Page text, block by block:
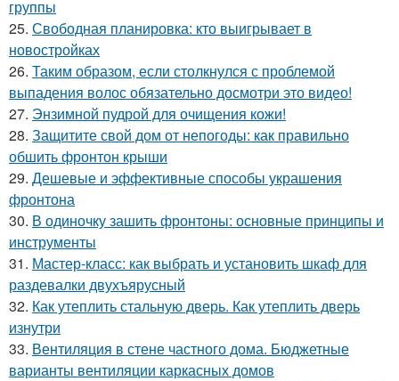
группы
25. Свободная планировка: кто выигрывает в
новостройках
26. Таким образом, если столкнулся с проблемой
выпадения волос обязательно досмотри это видео!
27. Энзимной пудрой для очищения кожи!
28. Защитите свой дом от непогоды: как правильно
обшить фронтон крыши
29. Дешевые и эффективные способы украшения
фронтона
30. В одиночку зашить фронтоны: основные принципы и
инструменты
31. Мастер-класс: как выбрать и установить шкаф для
раздевалки двухъярусный
32. Как утеплить стальную дверь. Как утеплить дверь
изнутри
33. Вентиляция в стене частного дома. Бюджетные
варианты вентиляции каркасных домов